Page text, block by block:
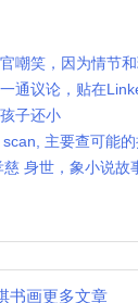
嘲笑，因为情节
通议论，贴在
子还小
主要查可能的
身世，象小说故
书画更多文章